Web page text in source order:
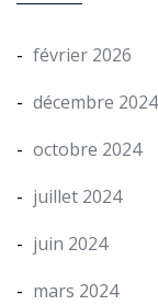
février 2026
décembre 2024
octobre 2024
juillet 2024
juin 2024
mars 2024